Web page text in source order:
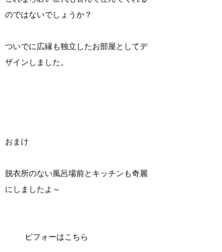
のではないでしょうか？
ついでに広縁も独立したお部屋としてデ
ザインしました。
おまけ
脱衣所のない風呂場前とキッチンも奇麗
にしましたよ～
ビフォーはこちら